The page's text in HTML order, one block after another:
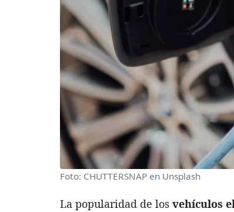
Foto: CHUTTERSNAP en Unsplash
La popularidad de los vehículos